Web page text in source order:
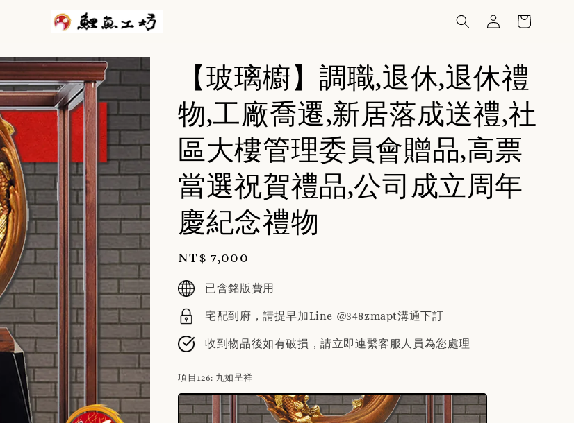
【玻璃櫥】調職,退休,退休禮
物,工廠喬遷,新居落成送禮,社
區大樓管理委員會贈品,高票
當選祝賀禮品,公司成立周年
慶紀念禮物
Regular
price
NT$ 7,000
已含銘版費用
宅配到府，請提早加Line @348zmapt溝通下訂
收到物品後如有破損，請立即連繫客服人員為您處理
項目126: 九如呈祥